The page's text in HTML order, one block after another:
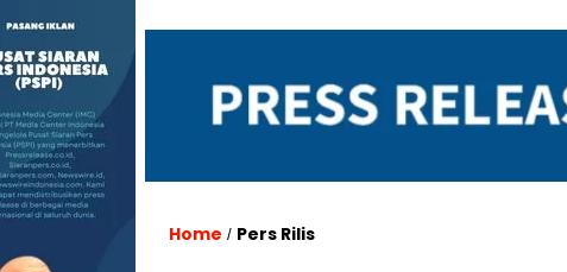
Home / Pers Rilis